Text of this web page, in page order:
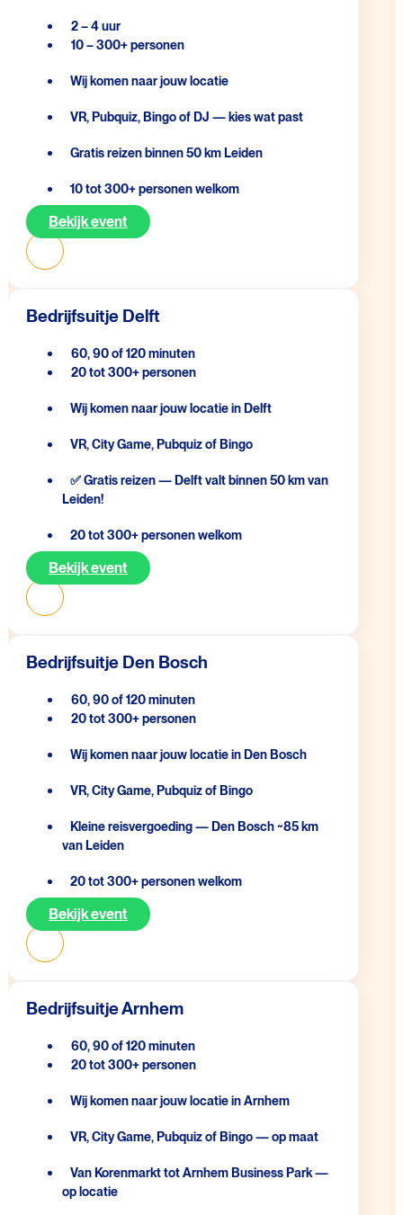
2 – 4 uur
10 – 300+ personen
Wij komen naar jouw locatie
VR, Pubquiz, Bingo of DJ — kies wat past
Gratis reizen binnen 50 km Leiden
10 tot 300+ personen welkom
Bekijk event
Bedrijfsuitje Delft
60, 90 of 120 minuten
20 tot 300+ personen
Wij komen naar jouw locatie in Delft
VR, City Game, Pubquiz of Bingo
✅ Gratis reizen — Delft valt binnen 50 km van
Leiden!
20 tot 300+ personen welkom
Bekijk event
Bedrijfsuitje Den Bosch
60, 90 of 120 minuten
20 tot 300+ personen
Wij komen naar jouw locatie in Den Bosch
VR, City Game, Pubquiz of Bingo
Kleine reisvergoeding — Den Bosch ~85 km
van Leiden
20 tot 300+ personen welkom
Bekijk event
Bedrijfsuitje Arnhem
60, 90 of 120 minuten
20 tot 300+ personen
Wij komen naar jouw locatie in Arnhem
VR, City Game, Pubquiz of Bingo — op maat
Van Korenmarkt tot Arnhem Business Park —
op locatie